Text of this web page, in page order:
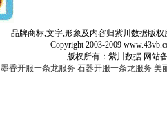
品牌商标,文字,形象及内容归紫川数据版权
Copyright 2003-2009 www.43vb.com
版权所有：紫川数据 网站备案登
墨香开服一条龙服务 石器开服一条龙服务 美